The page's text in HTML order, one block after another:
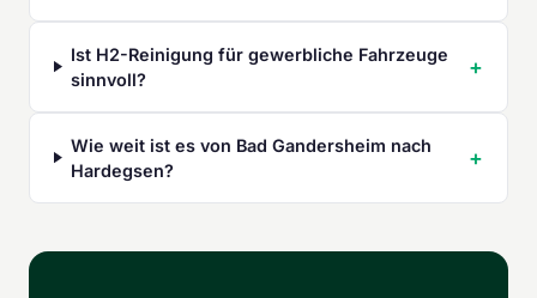
Ist H2-Reinigung für gewerbliche Fahrzeuge
sinnvoll?
Wie weit ist es von Bad Gandersheim nach
Hardegsen?